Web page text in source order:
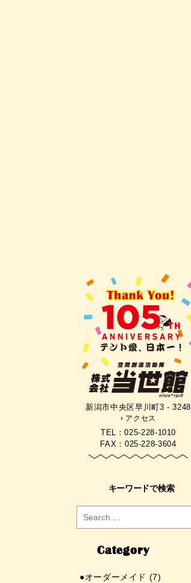
新潟市中央区早川町3 - 3248
› アクセス
TEL：025-228-1010
FAX：025-228-3604
キーワードで検索
Category
●オーダーメイド (7)